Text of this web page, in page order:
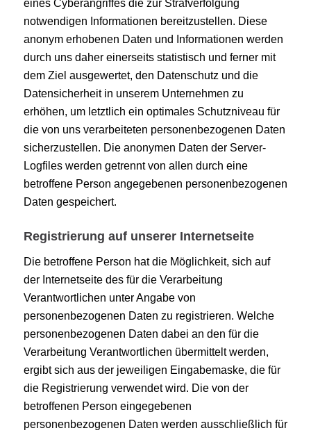
eines Cyberangriffes die zur Strafverfolgung
notwendigen Informationen bereitzustellen. Diese
anonym erhobenen Daten und Informationen werden
durch uns daher einerseits statistisch und ferner mit
dem Ziel ausgewertet, den Datenschutz und die
Datensicherheit in unserem Unternehmen zu
erhöhen, um letztlich ein optimales Schutzniveau für
die von uns verarbeiteten personenbezogenen Daten
sicherzustellen. Die anonymen Daten der Server-
Logfiles werden getrennt von allen durch eine
betroffene Person angegebenen personenbezogenen
Daten gespeichert.
Registrierung auf unserer Internetseite
Die betroffene Person hat die Möglichkeit, sich auf
der Internetseite des für die Verarbeitung
Verantwortlichen unter Angabe von
personenbezogenen Daten zu registrieren. Welche
personenbezogenen Daten dabei an den für die
Verarbeitung Verantwortlichen übermittelt werden,
ergibt sich aus der jeweiligen Eingabemaske, die für
die Registrierung verwendet wird. Die von der
betroffenen Person eingegebenen
personenbezogenen Daten werden ausschließlich für